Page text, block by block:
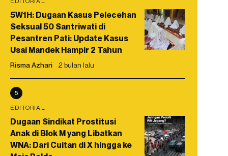
5W1H: Dugaan Kasus Pelecehan
Seksual 50 Santriwati di
Pesantren Pati: Update Kasus
Usai Mandek Hampir 2 Tahun
Risma Azhari 2 bulan lalu
5
EDITORIAL
Dugaan Sindikat Prostitusi
Anak di Blok M yang Libatkan
WNA: Dari Cuitan di X hingga ke